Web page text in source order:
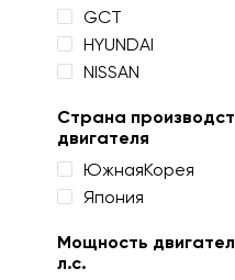
GCT
HYUNDAI
NISSAN
Страна
двигателя
ЮжнаяКорея
Япония
Мощность
л.с.